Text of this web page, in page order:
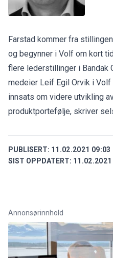
Farstad kommer fra
og begynner i Volf om kort
flere lederstillinger i Bandak
medeier Leif Egil Orvik i
innsats om videre utvikling
produktportefølje, skriver
PUBLISERT: 11.02.2021 09:03
SIST OPPDATERT: 11.02.2021
Annonsørinnhold